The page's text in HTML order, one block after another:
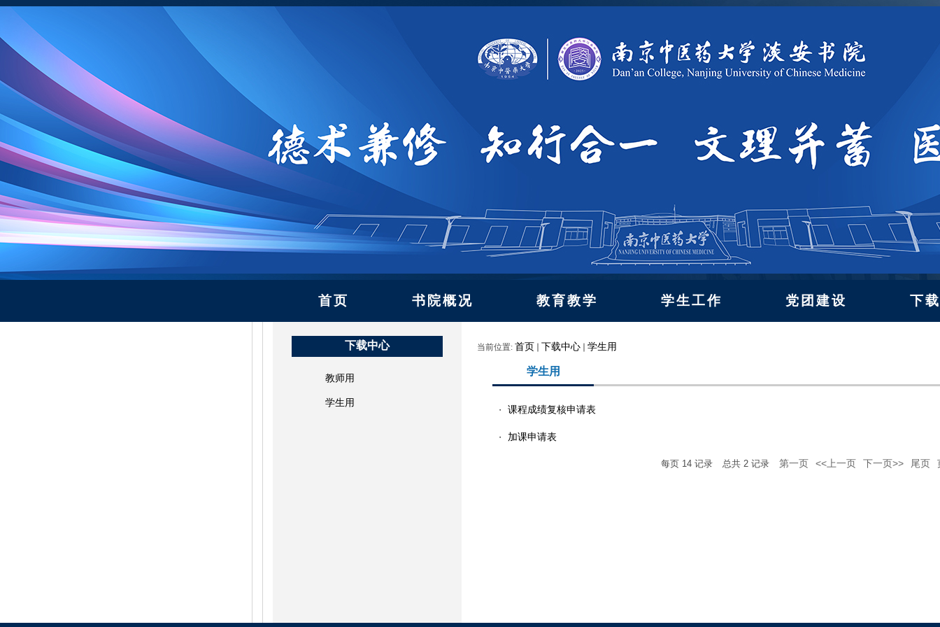
首页 书院概况 教育教学 学生工作 党团建设 下
下载中心
教师用
学生用
当前位置: 首页 下载中心 学生用
学生用
・ 课程成绩复核申请表
・ 加课申请表
每页 14 记录 总共 2 记录 第一页 <<上一页 下一页>> 尾页